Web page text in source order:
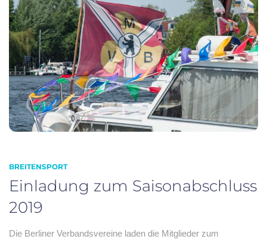
BREITENSPORT
Einladung zum Saisonabschluss
2019
Die Berliner Verbandsvereine laden die Mitglieder zum